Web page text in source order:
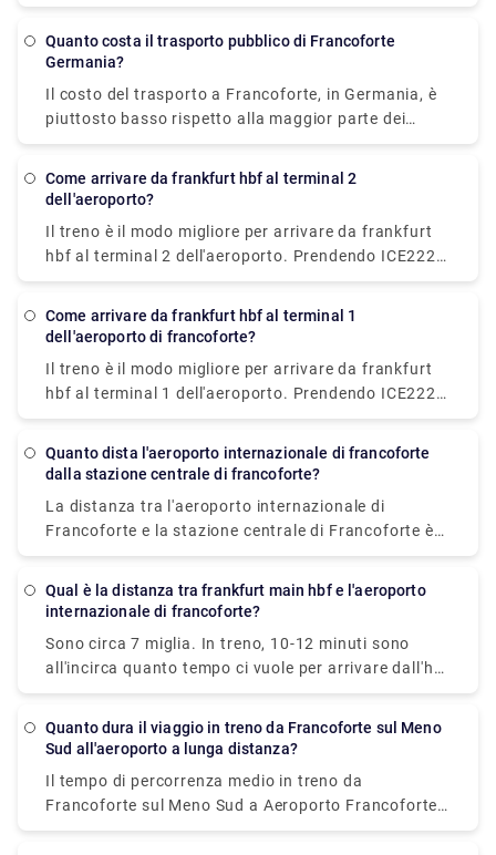
minuti per raggiungere la destinazione.
Quanto costa il trasporto pubblico di Francoforte
Germania?
Il costo del trasporto a Francoforte, in Germania, è
piuttosto basso rispetto alla maggior parte dei
paesi dell'Europa settentrionale e occidentale. Il
Come arrivare da frankfurt hbf al terminal 2
dell'aeroporto?
Il treno è il modo migliore per arrivare da frankfurt
hbf al terminal 2 dell'aeroporto. Prendendo ICE222
(verso Amsterdam C) da hbf, puoi raggiungere la
dell'aeroporto di Francoforte. Quindi, percorri una
indicazioni) fino all'arrivo del terminal 2.
Come arrivare da frankfurt hbf al terminal 1
dell'aeroporto di francoforte?
Il treno è il modo migliore per arrivare da frankfurt
hbf al terminal 1 dell'aeroporto. Prendendo ICE222
(verso Amsterdam C) da hbf, puoi raggiungere la
dell'aeroporto di Francoforte. Da lì, cammina per 10
indicazioni per il Terminal 1 A/B/C/Z.
Quanto dista l'aeroporto internazionale di francoforte
dalla stazione centrale di francoforte?
La distanza tra l'aeroporto internazionale di
Francoforte e la stazione centrale di Francoforte è
di circa 15 km, che impiegano 14-20 minuti di treno
Qual è la distanza tra frankfurt main hbf e l'aeroporto
internazionale di francoforte?
Sono circa 7 miglia. In treno, 10-12 minuti sono
all'incirca quanto tempo ci vuole per arrivare dall'hbf
principale di Francoforte all'aeroporto
Quanto dura il viaggio in treno da Francoforte sul Meno
Sud all'aeroporto a lunga distanza?
Il tempo di percorrenza medio in treno da
Francoforte sul Meno Sud a Aeroporto Francoforte
sul Meno (M) lunga distanza è di 23 minuti, mentre i